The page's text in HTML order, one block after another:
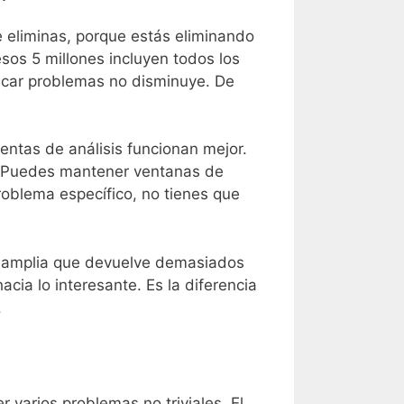
porque estás eliminando
5 millones incluyen todos los
problemas no disminuye. De
de análisis funcionan mejor.
mantener ventanas de
específico, no tienes que
que devuelve demasiados
lo interesante. Es la diferencia